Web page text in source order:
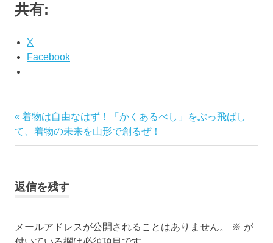
な
る
ロ
グ
で
共有:
X
Facebook
投
稿
ビ
ゲ
前
の
記
着物は自由なはず！「かくあるべし」をぶっ飛ばし
て、着物の未来を山形で創るぜ！
返信を残す
メールアドレスが公開されることはありません。 ※ が